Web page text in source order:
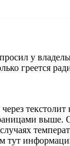
у
греется
выше.
тут